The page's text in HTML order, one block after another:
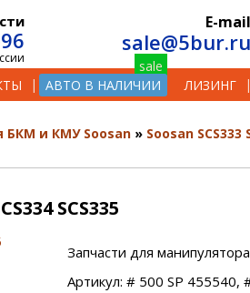
E-mail
sale@5bur.ru
АВТО В НАЛИЧИИ ЛИЗИНГ
БКМ и КМУ Soosan
Soosan SCS333
SCS335
Запчасти для
Артикул: # 500 SP 455540,